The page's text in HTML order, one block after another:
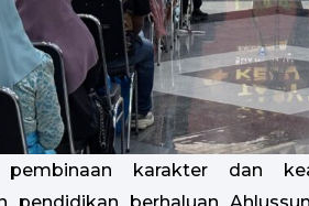
karakter dan
pendidikan berhaluan